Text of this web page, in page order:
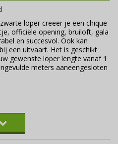
loper creëer je een chique
officiële opening, bruiloft, gala
en succesvol. Ook kan
een uitvaart. Het is geschikt
gewenste loper lengte vanaf 1
meters aaneengesloten